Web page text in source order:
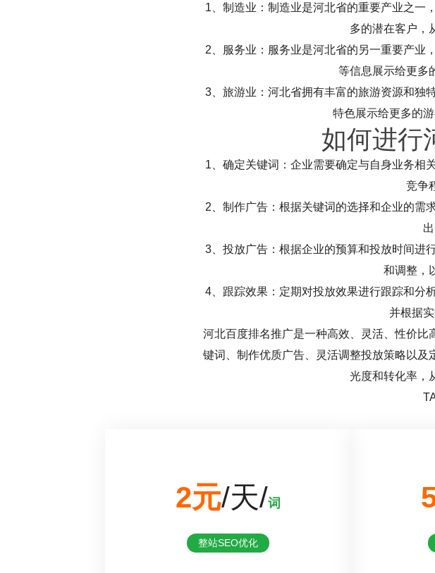
1、制造业：制造业是河北省的重要产业之一
多的潜在客户，
2、服务业：服务业是河北省的另一重要产业
等信息展示给更多
3、旅游业：河北省拥有丰富的旅游资源和独
特色展示给更多的
如何进行
1、确定关键词：企业需要确定与自身业务相
竞争
2、制作广告：根据关键词的选择和企业的需
3、投放广告：根据企业的预算和投放时间进
和调整，
4、跟踪效果：定期对投放效果进行跟踪和分
并根据
河北百度排名推广是一种高效、灵活、性价
键词、制作优质广告、灵活调整投放策略以
光度和转化率，
2元/天/词
整站SEO优化